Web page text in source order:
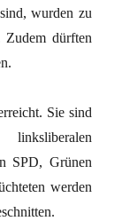
wurden zu
Zudem dürften
Sie sind
SPD, Grünen
werden